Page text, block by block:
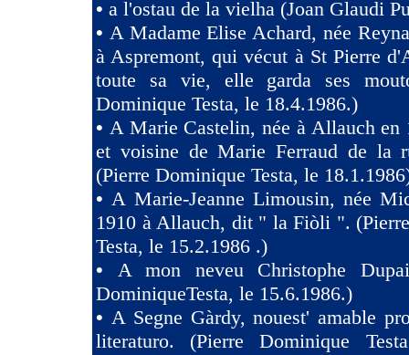
• a l'ostau de la vielha (Joan Glaudi
• A Madame Elise Achard, née
à Aspremont, qui vécut à St Pierre
toute sa vie, elle garda ses
Dominique Testa, le 18.4.1986.)
• A Marie Castelin, née à Allauch en
et voisine de Marie Ferraud de la
(Pierre Dominique Testa, le
•A Marie-Jeanne Limousin, née
1910 à Allauch, dit " la Fiòli ".
Testa, le 15.2.1986 .)
• A mon neveu Christophe
DominiqueTesta, le 15.6.1986.)
• A Segne Gàrdy, nouest' amable
literaturo. (Pierre Dominique